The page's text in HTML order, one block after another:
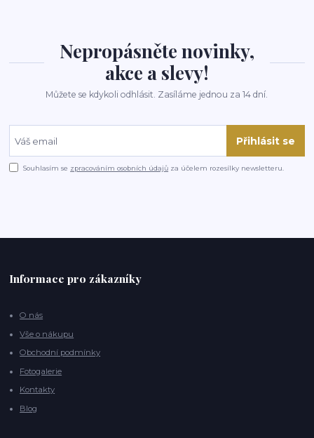
Nepropásněte novinky,
akce a slevy!
Můžete se kdykoli odhlásit. Zasíláme jednou za 14 dní.
Přihlásit se
Souhlasím se zpracováním osobních údajů za účelem rozesílky newsletteru.
Informace pro zákazníky
O nás
Vše o nákupu
Obchodní podmínky
Fotogalerie
Kontakty
Blog